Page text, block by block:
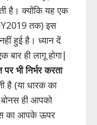
है। क्योंकि यह एक
तक) इस
हुई है। ध्यान दें
ही लागू होगा|
भी निर्भर करता
है (या धारक का
बोनस ही आपको
का आपके ऊपर